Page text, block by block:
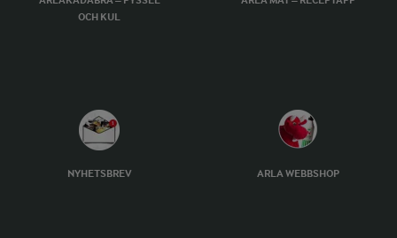
OCH KUL
NYHETSBREV ARLA WEBBSHOP